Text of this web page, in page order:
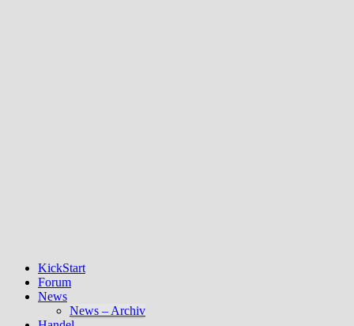
KickStart
Forum
News
News – Archiv